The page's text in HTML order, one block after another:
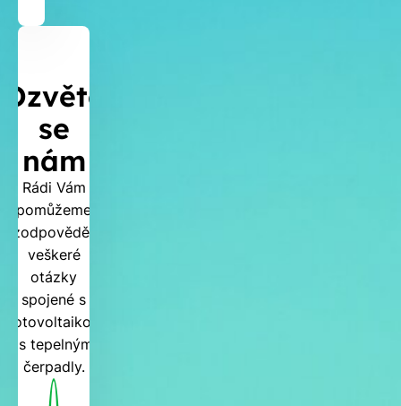
Ozvěte
se
nám
Rádi Vám
pomůžeme
zodpovědět
veškeré
otázky
spojené s
fotovoltaikou
i s tepelnými
čerpadly.